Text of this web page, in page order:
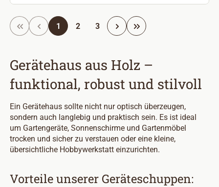
Seite
1 Seite
2 Seite
3
Gerätehaus aus Holz –
funktional, robust und stilvoll
Ein Gerätehaus sollte nicht nur optisch überzeugen,
sondern auch langlebig und praktisch sein. Es ist ideal
um Gartengeräte, Sonnenschirme und Gartenmöbel
trocken und sicher zu verstauen oder eine kleine,
übersichtliche Hobbywerkstatt einzurichten.
Vorteile unserer Geräteschuppen: